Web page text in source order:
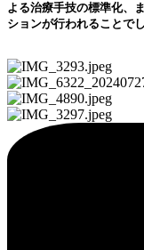
よる治療手技の標準化、
ションが行われることでし